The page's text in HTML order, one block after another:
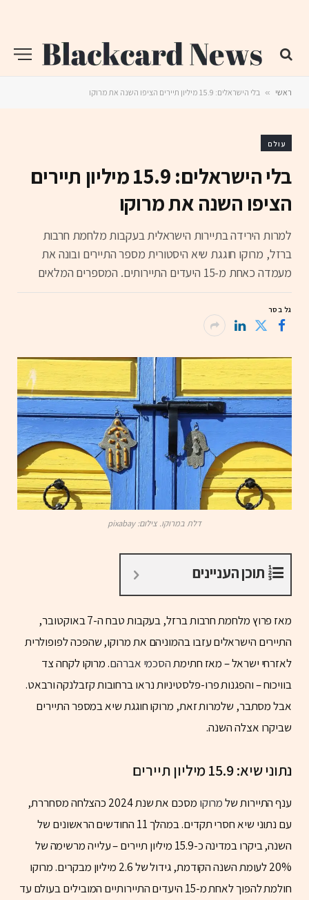
ראשי » בלי הישראלים: 15.9 מיליון תיירים הציפו השנה את מרוקו
עולם
בלי הישראלים: 15.9 מיליון תיירים
הציפו השנה את מרוקו
למרות הירידה בתיירות הישראלית בעקבות מלחמת חרבות
ברזל, מרוקו חוגגת שיא היסטורית מספר התיירים ובונה את
מעמדה כאחת מ-15 היעדים התיירותים. המספרים המלאים
גל בסר
דלת במרוקו. צילום: pixabay
תוכן העניינים
מאז פרוץ מלחמת חרבות ברזל, בעקבות טבח ה-7 באוקטובר,
התיירים הישראלים עזבו בהמוניהם את מרוקו, שהפכה לפופולרית
לאזרחי ישראל – מאז חתימתהסכמי אברהם. מרוקו לקחה צד
בוויכוח – והפגנות פרו-פלסטיניות נראו ברחובות קזבלנקה ורבאט.
אבל מסתבר, שלמרות זאת, מרוקו חוגגת שיא במספר התיירים
שביקרו אצלה השנה.
נתוני שיא: 15.9 מיליון תיירים
ענף התיירות שלמרוקו
מסכם את שנת 2024 כהצלחה מסחררת,
עם נתוני שיא חסרי תקדים. במהלך 11 החודשים הראשונים של
השנה, ביקרו במדינה כ-15.9 מיליון תיירים – עלייה מרשימה של
20% לעומת השנה הקודמת, גידול של 2.6 מיליון מבקרים. מרוקו
חולמת להפוך לאחת מ-15 היעדים התיירותיים המובילים בעולם עד